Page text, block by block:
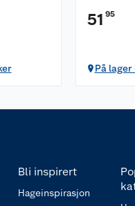
51 95
På lager
Bli inspirert
Hageinspirasjon